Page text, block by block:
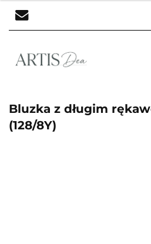
Bluzka z długim
(128/8Y)